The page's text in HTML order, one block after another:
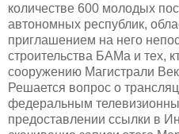
количестве 600 молодых
автономных республик,
приглашением на него
строительства БАМа и тех,
сооружению Магистрали
Решается вопрос о
федеральным
предоставлении ссылки в